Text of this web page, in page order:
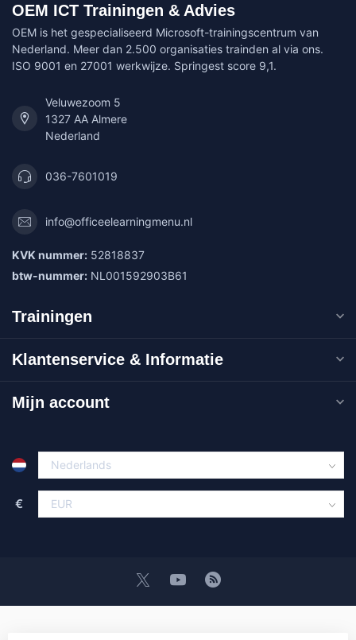
OEM ICT Trainingen & Advies
OEM is het gespecialiseerd Microsoft-trainingscentrum van
Nederland. Meer dan 2.500 organisaties trainden al via ons.
ISO 9001 en 27001 werkwijze. Springest score 9,1.
Veluwezoom 5
1327 AA Almere
Nederland
036-7601019
info@officeelearningmenu.nl
KVK nummer: 52818837
btw-nummer: NL001592903B61
Trainingen
Klantenservice & Informatie
Mijn account
€